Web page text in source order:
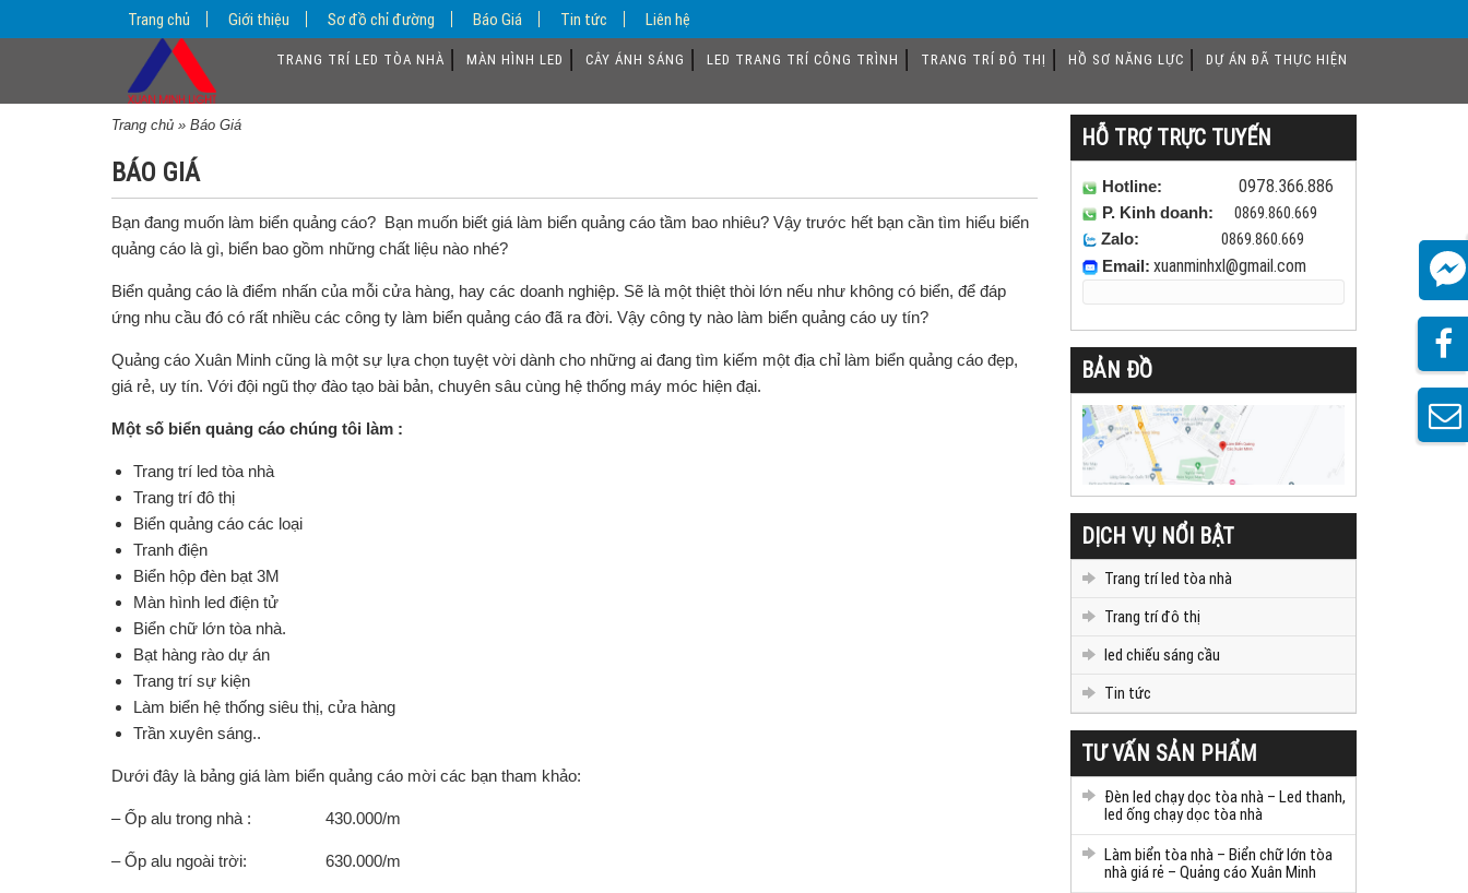
Trang chủ Giới thiệu Sơ đồ chỉ đường Báo Giá Tin tức Liên hệ
TRANG TRÍ LED TÒA NHÀ MÀN HÌNH LED CÂY ÁNH SÁNG LED TRANG TRÍ CÔNG TRÌNH TRANG TRÍ ĐÔ THỊ HỒ SƠ NĂNG LỰC DỰ ÁN ĐÃ THỰC HIỆN
Trang chủ » Báo Giá
BÁO GIÁ
Bạn đang muốn làm biển quảng cáo? Bạn muốn biết giá làm biển quảng cáo tầm bao nhiêu? Vậy trước hết bạn cần tìm hiểu biển
quảng cáo là gì, biển bao gồm những chất liệu nào nhé?
Biển quảng cáo là điểm nhấn của mỗi cửa hàng, hay các doanh nghiệp. Sẽ là một thiệt thòi lớn nếu như không có biển, để đáp
ứng nhu cầu đó có rất nhiều các công ty làm biển quảng cáo đã ra đời. Vậy công ty nào làm biển quảng cáo uy tín?
Quảng cáo Xuân Minh cũng là một sự lựa chọn tuyệt vời dành cho những ai đang tìm kiếm một địa chỉ làm biển quảng cáo đẹp,
giá rẻ, uy tín. Với đội ngũ thợ đào tạo bài bản, chuyên sâu cùng hệ thống máy móc hiện đại.
Một số biển quảng cáo chúng tôi làm :
Trang trí led tòa nhà
Trang trí đô thị
Biển quảng cáo các loại
Tranh điện
Biển hộp đèn bạt 3M
Màn hình led điện tử
Biển chữ lớn tòa nhà.
Bạt hàng rào dự án
Trang trí sự kiện
Làm biển hệ thống siêu thị, cửa hàng
Trần xuyên sáng..
Dưới đây là bảng giá làm biển quảng cáo mời các bạn tham khảo:
– Ốp alu trong nhà : 430.000/m
– Ốp alu ngoài trời: 630.000/m
HỖ TRỢ TRỰC TUYẾN
Hotline: 0978.366.886
P. Kinh doanh: 0869.860.669
Zalo: 0869.860.669
Email: xuanminhxl@gmail.com
BẢN ĐỒ
DỊCH VỤ NỔI BẬT
Trang trí led tòa nhà
Trang trí đô thị
led chiếu sáng cầu
Tin tức
TƯ VẤN SẢN PHẨM
Đèn led chạy dọc tòa nhà – Led thanh,
led ống chạy dọc tòa nhà
Làm biển tòa nhà – Biển chữ lớn tòa
nhà giá rẻ – Quảng cáo Xuân Minh